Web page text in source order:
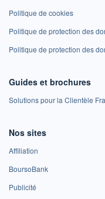
Politique de cookies
Politique de protection des
Politique de protection des
Guides et brochures
Solutions pour la Clientèle
Nos sites
Affiliation
BoursoBank
Publicité